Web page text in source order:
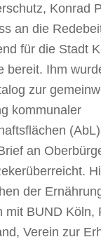
Konrad
an die
für die Stadt
bereit. Ihm
zur
kommunaler
chen (AbL)
an
überreicht.
der
mit BUND Köln,
Verein zur